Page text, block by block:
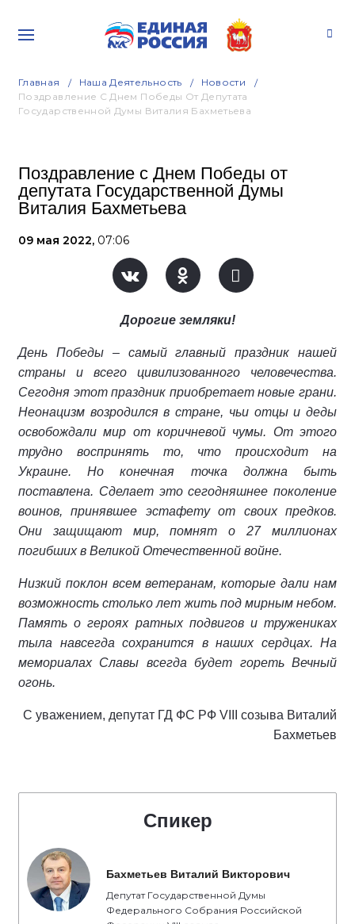
Главная Наша Деятельность
Новости
Поздравление С Днем Победы От Депутата
Государственной Думы Виталия Бахметьева
Поздравление с Днем Победы от
депутата Государственной Думы
Виталия Бахметьева
09 мая 2022, 07:06
Дорогие земляки!
День Победы – самый главный праздник нашей
страны и всего цивилизованного человечества.
Сегодня этот праздник приобретает новые грани.
Неонацизм возродился в стране, чьи отцы и деды
освобождали мир от коричневой чумы. От этого
трудно воспринять то, что происходит на
Украине. Но конечная точка должна быть
поставлена. Сделает это сегодняшнее поколение
воинов, принявшее эстафету от своих предков.
Они защищают мир, помнят о 27 миллионах
погибших в Великой Отечественной войне.
Низкий поклон всем ветеранам, которые дали нам
возможность столько лет жить под мирным небом.
Память о героях ратных подвигов и тружениках
тыла навсегда сохранится в наших сердцах. На
мемориалах Славы всегда будет гореть Вечный
огонь.
С уважением, депутат ГД ФС РФ VIII созыва Виталий
Бахметьев
Спикер
Бахметьев Виталий Викторович
Депутат Государственной Думы
Федерального Собрания Российской